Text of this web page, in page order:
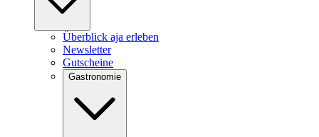
Überblick aja erleben
Newsletter
Gutscheine
Gastronomie